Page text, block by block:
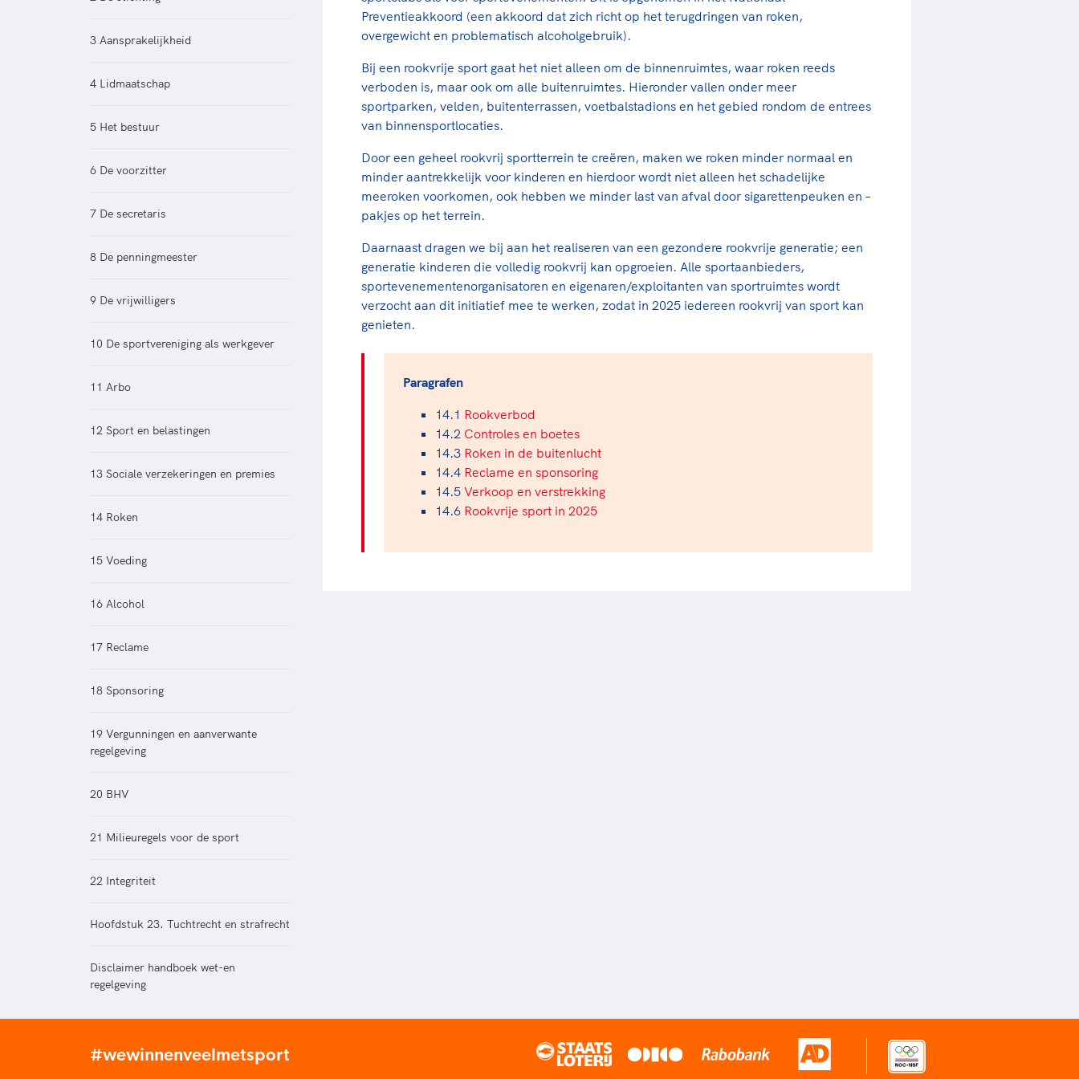
positionering van sport
Sportonderzoek
je moeder of de hockeywedstrijd
Lees verder
Vitale clubs en bestuurlijk kader
Lees verder
3 Aansprakelijkheid
4 Lidmaatschap
5 Het bestuur
6 De voorzitter
7 De secretaris
8 De penningmeester
9 De vrijwilligers
10 De sportvereniging als werkgever
11 Arbo
12 Sport en belastingen
13 Sociale verzekeringen en premies
14 Roken
15 Voeding
16 Alcohol
17 Reclame
18 Sponsoring
19 Vergunningen en aanverwante
regelgeving
20 BHV
21 Milieuregels voor de sport
22 Integriteit
Hoofdstuk 23. Tuchtrecht en strafrecht
Disclaimer handboek wet-en
regelgeving
Preventieakkoord (een akkoord dat zich richt op het terugdringen van roken,
overgewicht en problematisch alcoholgebruik).
Bij een rookvrije sport gaat het niet alleen om de binnenruimtes, waar roken reeds
verboden is, maar ook om alle buitenruimtes. Hieronder vallen onder meer
sportparken, velden, buitenterrassen, voetbalstadions en het gebied rondom de entrees
van binnensportlocaties.
Door een geheel rookvrij sportterrein te creëren, maken we roken minder normaal en
minder aantrekkelijk voor kinderen en hierdoor wordt niet alleen het schadelijke
meeroken voorkomen, ook hebben we minder last van afval door sigarettenpeuken en –
pakjes op het terrein.
Daarnaast dragen we bij aan het realiseren van een gezondere rookvrije generatie; een
generatie kinderen die volledig rookvrij kan opgroeien. Alle sportaanbieders,
sportevenementenorganisatoren en eigenaren/exploitanten van sportruimtes wordt
verzocht aan dit initiatief mee te werken, zodat in 2025 iedereen rookvrij van sport kan
genieten.
Paragrafen
14.1 Rookverbod
14.2 Controles en boetes
14.3 Roken in de buitenlucht
14.4 Reclame en sponsoring
14.5 Verkoop en verstrekking
14.6 Rookvrije sport in 2025
#wewinnenveelmetsport